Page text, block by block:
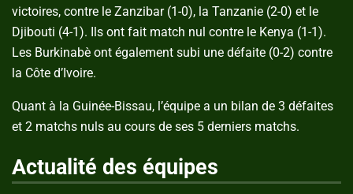
victoires, contre le Zanzibar (1-0), la Tanzanie (2-0) et le
Djibouti (4-1). Ils ont fait match nul contre le Kenya (1-1).
Les Burkinabè ont également subi une défaite (0-2) contre
la Côte d’Ivoire.
Quant à la Guinée-Bissau, l’équipe a un bilan de 3 défaites
et 2 matchs nuls au cours de ses 5 derniers matchs.
Actualité des équipes